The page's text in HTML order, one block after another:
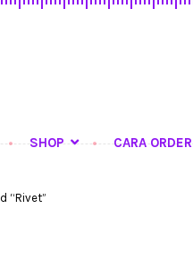
SHOP CARA ORDER
“Rivet”